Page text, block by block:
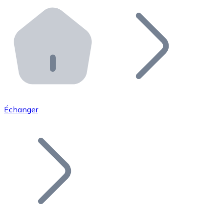
Distributeurs automatiques Bitnovo
Intégrez un ATM Bitnovo dans votre entreprise et
API Bitnovo
Intégrez notre API dans votre écosystème.
Rejoignez notre réseau de distributeurs et
Ajoutez le token de votre projet à notre service
Échanger